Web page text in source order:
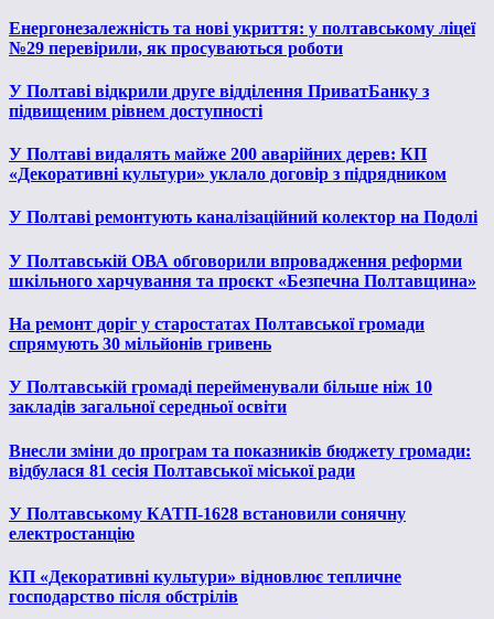
Енергонезалежність та нові укриття: у полтавському ліцеї
№29 перевірили, як просуваються роботи
У Полтаві відкрили друге відділення ПриватБанку з
підвищеним рівнем доступності
У Полтаві видалять майже 200 аварійних дерев: КП
«Декоративні культури» уклало договір з підрядником
У Полтаві ремонтують каналізаційний колектор на Подолі
У Полтавській ОВА обговорили впровадження реформи
шкільного харчування та проєкт «Безпечна Полтавщина»
На ремонт доріг у старостатах Полтавської громади
спрямують 30 мільйонів гривень
У Полтавській громаді перейменували більше ніж 10
закладів загальної середньої освіти
Внесли зміни до програм та показників бюджету громади:
відбулася 81 сесія Полтавської міської ради
У Полтавському КАТП-1628 встановили сонячну
електростанцію
КП «Декоративні культури» відновлює тепличне
господарство після обстрілів